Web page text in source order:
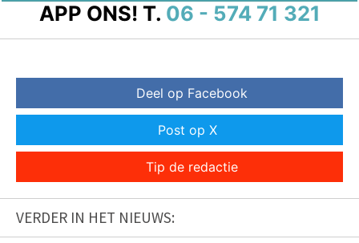
APP ONS! T. 06 - 574 71 321
Deel op Facebook
Post op X
Tip de redactie
VERDER IN HET NIEUWS: